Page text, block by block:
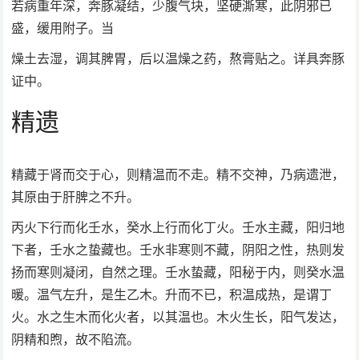
若病重年深，奔豚凝结，少腹气块，坚硬澌寒，此阴邪已
盛，缓用附子。当
燥土去湿，调其脾胃，后以温燥之药，熬膏贴之。详具奔豚
证中。
精遗
精藏于肾而交于心，则精温而不走。精不交神，乃病遗泄，
其原由于肝脾之不升。
丙火下行而化壬水，癸水上行而化丁火。壬水主藏，阳归地
下者，壬水之蛰藏也。壬水非寒则不藏，阴阳之性，热则发
扬而寒则凝闭，自然之理。壬水蛰藏，阳秘于内，则癸水温
暖。温气左升，是生乙木。升而不已，积温成热，是谓丁
火。水之生木而化火者，以其温也。木火生长，阳气发达，
阴精和煦，故不陷流。